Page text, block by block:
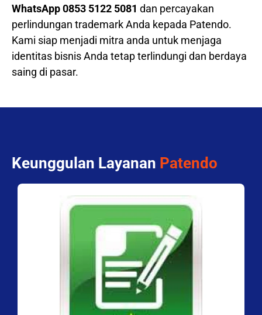
WhatsApp 0853 5122 5081 dan percayakan
perlindungan trademark Anda kepada Patendo.
Kami siap menjadi mitra anda untuk menjaga
identitas bisnis Anda tetap terlindungi dan berdaya
saing di pasar.
Keunggulan Layanan Patendo